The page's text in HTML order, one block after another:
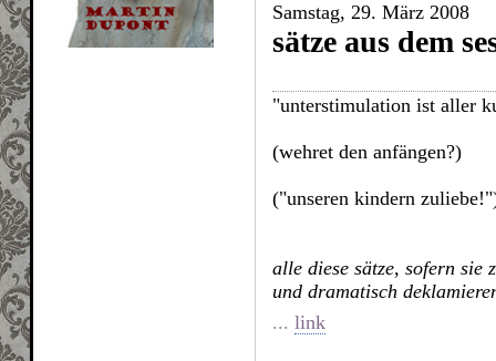
Samstag, 29. März 2008
sätze aus dem
"unterstimulation ist aller
(wehret den anfängen?)
("unseren kindern
alle diese sätze, sofern sie
und dramatisch
... link